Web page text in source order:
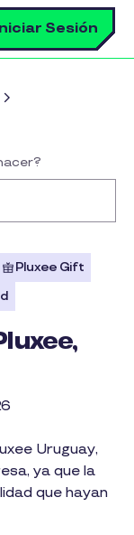
Sesión
Pluxee Gift
Uruguay,
ya que la
que hayan